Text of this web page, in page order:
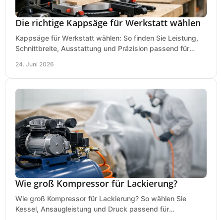
Die richtige Kappsäge für Werkstatt wählen
Kappsäge für Werkstatt wählen: So finden Sie Leistung,
Schnittbreite, Ausstattung und Präzision passend für
24. Juni 2026
Wie groß Kompressor für Lackierung?
Wie groß Kompressor für Lackierung? So wählen Sie
Kessel, Ansaugleistung und Druck passend für